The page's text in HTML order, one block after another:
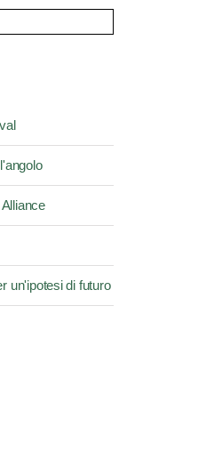
un'ipotesi di futuro